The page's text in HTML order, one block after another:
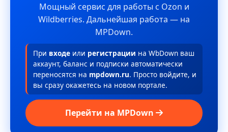
Мощный сервис для работы с Ozon и
Wildberries. Дальнейшая работа — на
MPDown.
При входе или регистрации на WbDown ваш
аккаунт, баланс и подписки автоматически
переносятся на mpdown.ru. Просто войдите, и
вы сразу окажетесь на новом портале.
Перейти на MPDown